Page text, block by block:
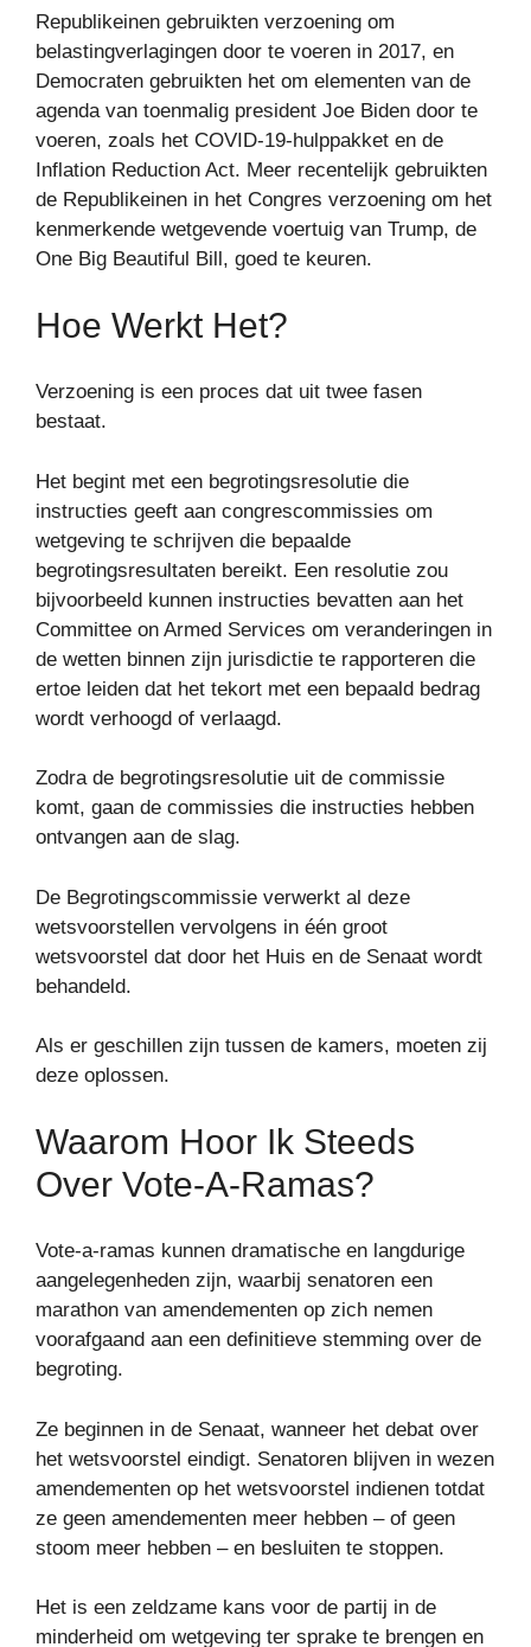
Republikeinen gebruikten verzoening om
belastingverlagingen door te voeren in 2017, en
Democraten gebruikten het om elementen van de
agenda van toenmalig president Joe Biden door te
voeren, zoals het COVID-19-hulppakket en de
Inflation Reduction Act. Meer recentelijk gebruikten
de Republikeinen in het Congres verzoening om het
kenmerkende wetgevende voertuig van Trump, de
One Big Beautiful Bill, goed te keuren.
Hoe Werkt Het?
Verzoening is een proces dat uit twee fasen
bestaat.
Het begint met een begrotingsresolutie die
instructies geeft aan congrescommissies om
wetgeving te schrijven die bepaalde
begrotingsresultaten bereikt. Een resolutie zou
bijvoorbeeld kunnen instructies bevatten aan het
Committee on Armed Services om veranderingen in
de wetten binnen zijn jurisdictie te rapporteren die
ertoe leiden dat het tekort met een bepaald bedrag
wordt verhoogd of verlaagd.
Zodra de begrotingsresolutie uit de commissie
komt, gaan de commissies die instructies hebben
ontvangen aan de slag.
De Begrotingscommissie verwerkt al deze
wetsvoorstellen vervolgens in één groot
wetsvoorstel dat door het Huis en de Senaat wordt
behandeld.
Als er geschillen zijn tussen de kamers, moeten zij
deze oplossen.
Waarom Hoor Ik Steeds
Over Vote-A-Ramas?
Vote-a-ramas kunnen dramatische en langdurige
aangelegenheden zijn, waarbij senatoren een
marathon van amendementen op zich nemen
voorafgaand aan een definitieve stemming over de
begroting.
Ze beginnen in de Senaat, wanneer het debat over
het wetsvoorstel eindigt. Senatoren blijven in wezen
amendementen op het wetsvoorstel indienen totdat
ze geen amendementen meer hebben – of geen
stoom meer hebben – en besluiten te stoppen.
Het is een zeldzame kans voor de partij in de
minderheid om wetgeving ter sprake te brengen en